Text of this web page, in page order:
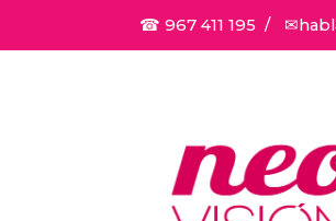
☎ 967 411 195 /